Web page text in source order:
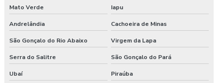
Mato Verde Iapu
Andrelândia Cachoeira de Minas
São Gonçalo do Rio Abaixo Virgem da Lapa
Serra do Salitre São Gonçalo do Pará
Ubaí Piraúba